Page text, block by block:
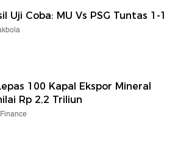
Uji Coba: MU Vs PSG Tuntas 1-1
100 Kapal Ekspor Mineral
Rp 2,2 Triliun